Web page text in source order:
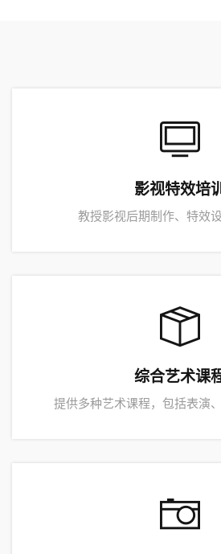
影视特效培训
教授影视后期制作、特效设
综合艺术课
提供多种艺术课程，包括表演